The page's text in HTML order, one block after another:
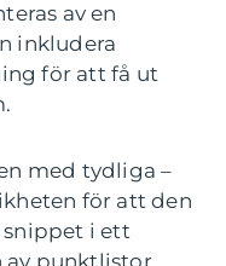
av en
inkludera
för att få ut
med tydliga –
för att den
snippet i ett
av punktlistor